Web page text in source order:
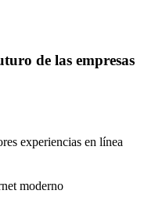
de las empresas
experiencias en línea
moderno